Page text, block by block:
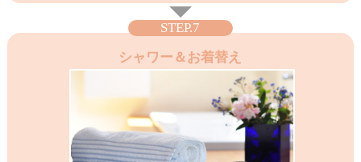
STEP.7
シャワー＆お着替え